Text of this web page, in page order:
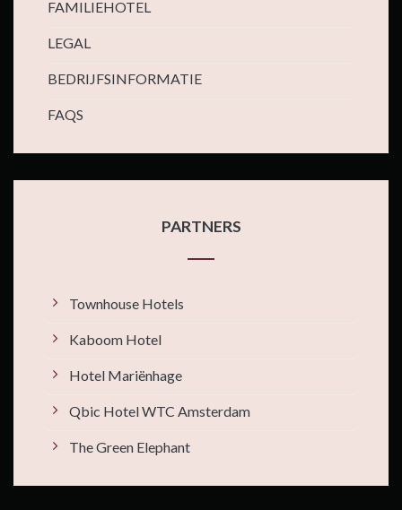
FAMILIEHOTEL
LEGAL
BEDRIJFSINFORMATIE
FAQS
PARTNERS
Townhouse Hotels
Kaboom Hotel
Hotel Mariënhage
Qbic Hotel WTC Amsterdam
The Green Elephant